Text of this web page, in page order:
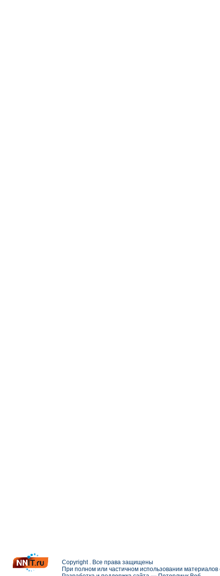
Copyright . Все права защищены
При полном или частичном использовании